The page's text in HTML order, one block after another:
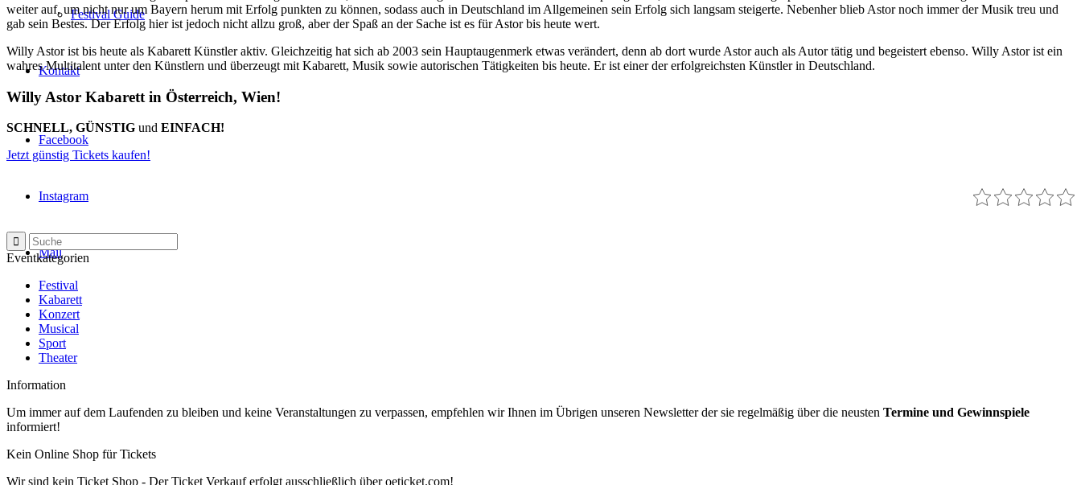
Festival Guide
Kontakt
Facebook
Instagram
Mail
weiter auf, um nicht nur um Bayern herum mit Erfolg punkten zu können, sodass auch in Deutschland im Allgemeinen sein Erfolg sich langsam steigerte. Nebenher blieb Astor noch immer der Musik treu und
gab sein Bestes. Der Erfolg hier ist jedoch nicht allzu groß, aber der Spaß an der Sache ist es für Astor bis heute wert.
Willy Astor ist bis heute als Kabarett Künstler aktiv. Gleichzeitig hat sich ab 2003 sein Hauptaugenmerk etwas verändert, denn ab dort wurde Astor auch als Autor tätig und begeistert ebenso. Willy Astor ist ein
wahres Multitalent unter den Künstlern und überzeugt mit Kabarett, Musik sowie autorischen Tätigkeiten bis heute. Er ist einer der erfolgreichsten Künstler in Deutschland.
Willy Astor Kabarett in Österreich, Wien!
SCHNELL, GÜNSTIG und EINFACH!
Jetzt günstig Tickets kaufen!
Eventkategorien
Festival
Kabarett
Konzert
Musical
Sport
Theater
Information
Um immer auf dem Laufenden zu bleiben und keine Veranstaltungen zu verpassen, empfehlen wir Ihnen im Übrigen unseren Newsletter der sie regelmäßig über die neusten Termine und Gewinnspiele
informiert!
Kein Online Shop für Tickets
Wir sind kein Ticket Shop - Der Ticket Verkauf erfolgt ausschließlich über oeticket.com!